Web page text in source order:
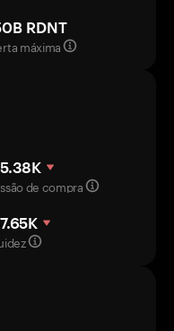
RDNT
máxima
de compra